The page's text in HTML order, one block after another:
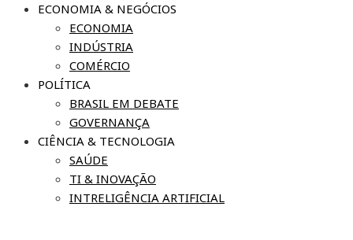
ECONOMIA & NEGÓCIOS
ECONOMIA
INDÚSTRIA
COMÉRCIO
POLÍTICA
BRASIL EM DEBATE
GOVERNANÇA
CIÊNCIA & TECNOLOGIA
SAÚDE
TI & INOVAÇÃO
INTRELIGÊNCIA ARTIFICIAL